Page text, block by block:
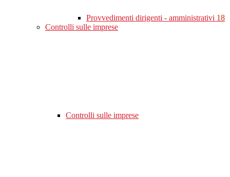
Provvedimenti dirigenti - amministrativi 18
Controlli sulle imprese
Controlli sulle imprese